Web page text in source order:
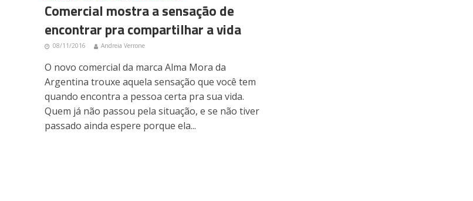
Comercial mostra a sensação de
encontrar pra compartilhar a vida
08/11/2016 Andreia Verrone
O novo comercial da marca Alma Mora da
Argentina trouxe aquela sensação que você tem
quando encontra a pessoa certa pra sua vida.
Quem já não passou pela situação, e se não tiver
passado ainda espere porque ela...